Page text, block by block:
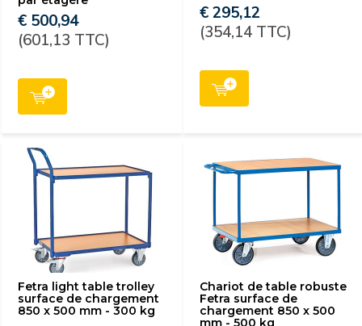
€ 500,94
(601,13 TTC)
€ 295,12
(354,14 TTC)
Fetra light table trolley
surface de chargement
850 x 500 mm - 300 kg
Chariot de table robuste
Fetra surface de
chargement 850 x 500
mm - 500 kg